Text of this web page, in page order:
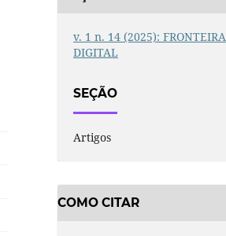
v. 1 n. 14 (2025): FRONTEIRA
DIGITAL
SEÇÃO
Artigos
COMO CITAR